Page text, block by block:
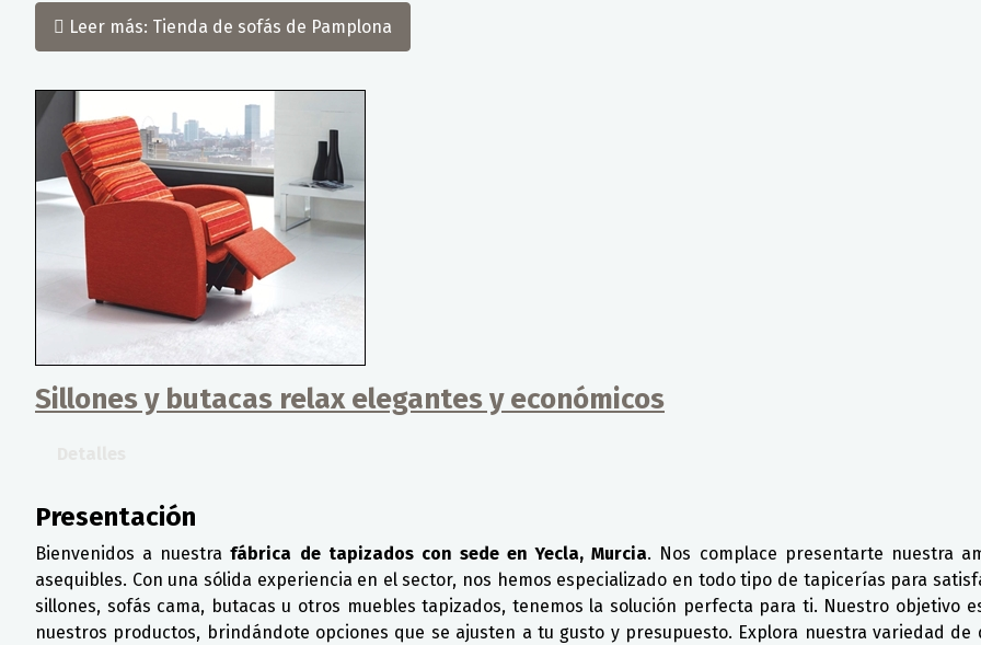
Leer más: Tienda de sofás de Pamplona
Sillones y butacas relax elegantes y económicos
Presentación
Bienvenidos a nuestrafábrica de tapizados con sede en Yecla, Murcia. Nos complace presentarte nuestra
asequibles. Con una sólida experiencia en el sector, nos hemos especializado en todo tipo de tapicerías para
sillones, sofás cama, butacas u otros muebles tapizados, tenemos la solución perfecta para ti. Nuestro objetivo
nuestros productos, brindándote opciones que se ajusten a tu gusto y presupuesto. Explora nuestra variedad